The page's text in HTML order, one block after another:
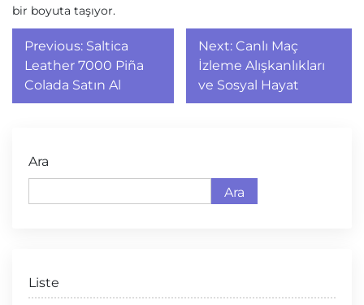
bir boyuta taşıyor.
Yazı
gezinmesi
Previous: Saltica
Leather 7000 Piña
Colada Satın Al
Next: Canlı Maç
İzleme Alışkanlıkları
ve Sosyal Hayat
Ara
Ara
Liste